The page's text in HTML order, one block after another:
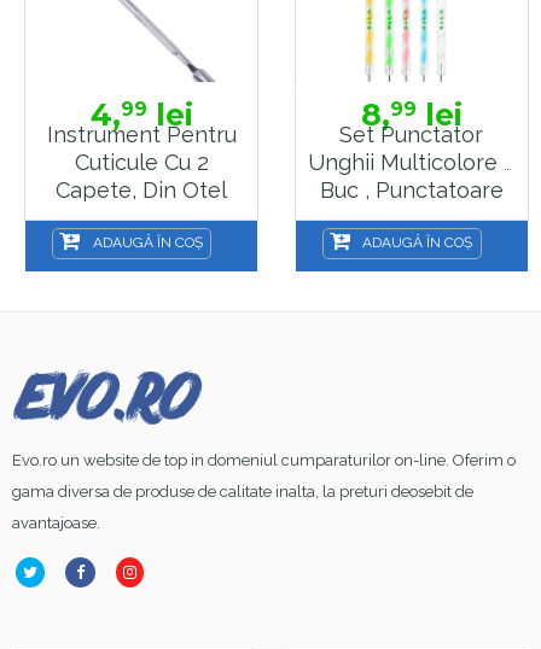
4,99 lei
Instrument Pentru
Cuticule Cu 2
Capete, Din Otel
Inoxidabil, Sela ,
IIC5A
ADAUGĂ ÎN COȘ
8,99 lei
Set Punctator
Unghii Multicolore 5
Buc , Punctatoare
Unghii False Sela ,
PS51
ADAUGĂ ÎN COȘ
Evo.ro un website de top in domeniul cumparaturilor on-line. Oferim o
gama diversa de produse de calitate inalta, la preturi deosebit de
avantajoase.